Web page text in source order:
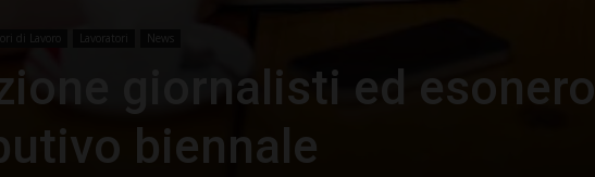
di Lavoro Lavoratori News
giornalisti ed esonero
biennale